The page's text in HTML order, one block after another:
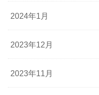
2024年1月
2023年12月
2023年11月